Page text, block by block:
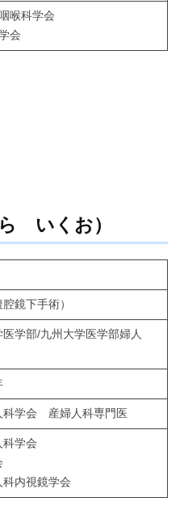
喉科学会
会
いくお）
鏡下手術）
医学部/九州大学医学部婦人
科学会 産婦人科専門医
科学会
科内視鏡学会